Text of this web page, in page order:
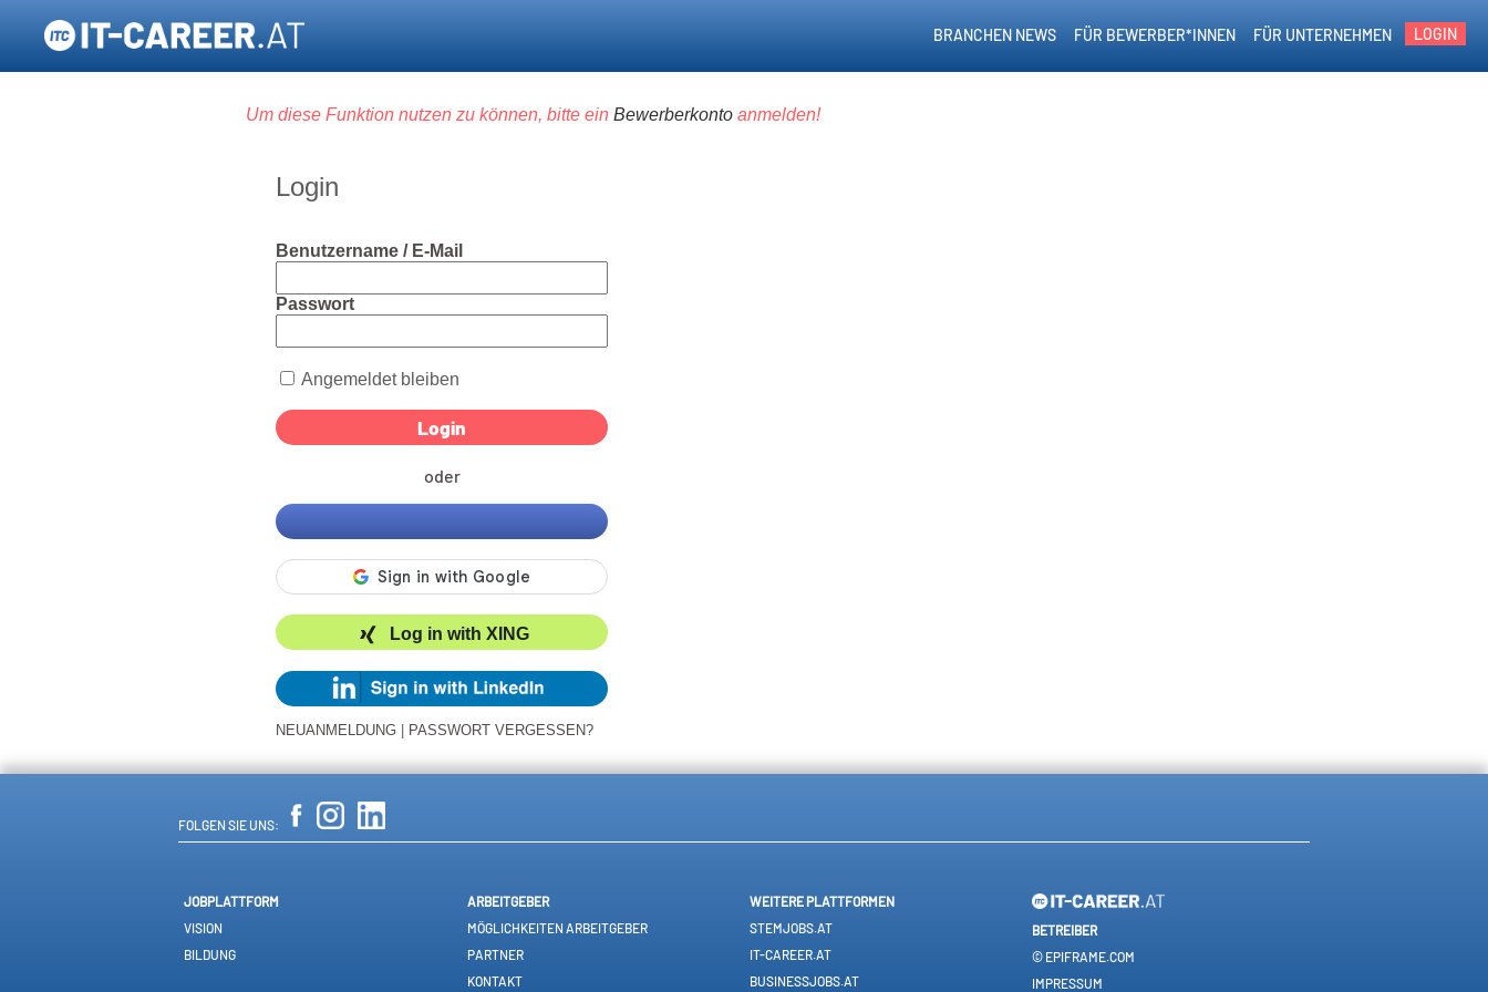
LOGIN
FÜR UNTERNEHMEN
FÜR BEWERBER*INNEN
BRANCHEN NEWS
Um diese Funktion nutzen zu können, bitte ein Bewerberkonto anmelden!
Login
Benutzername / E-Mail
Passwort
Angemeldet bleiben
oder
Log in with XING
NEUANMELDUNG PASSWORT VERGESSEN?
FOLGEN SIE UNS:
JOBPLATTFORM
VISION
BILDUNG
ARBEITGEBER
MÖGLICHKEITEN ARBEITGEBER
PARTNER
KONTAKT
WEITERE PLATTFORMEN
STEMJOBS.AT
IT-CAREER.AT
BUSINESSJOBS.AT
BETREIBER
© EPIFRAME.COM
IMPRESSUM